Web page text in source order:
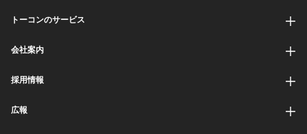
トーコンのサービス
会社案内
採用情報
広報